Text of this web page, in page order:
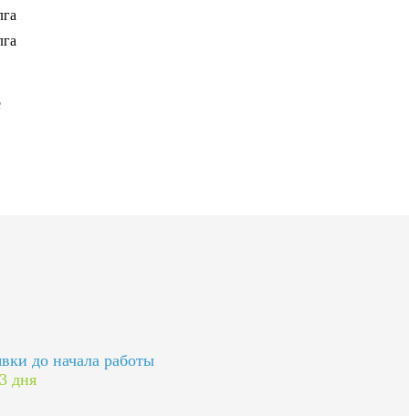
до начала работы
дня